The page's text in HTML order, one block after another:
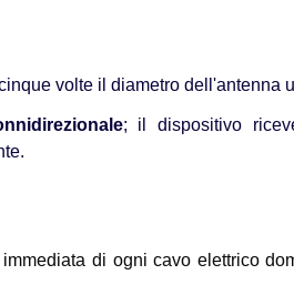
volte il diametro dell'antenna
; il dispositivo
di ogni cavo elettrico